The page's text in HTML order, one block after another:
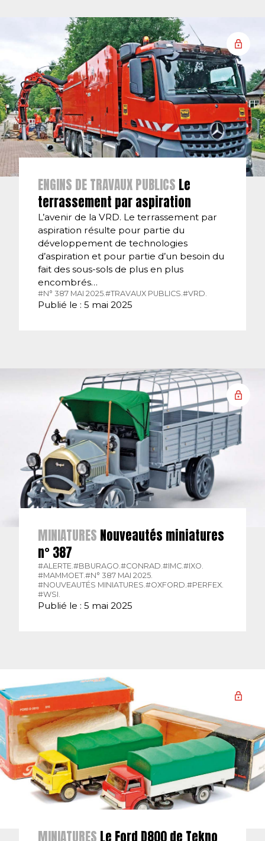
ENGINS DE TRAVAUX PUBLICS Le
terrassement par aspiration
L’avenir de la VRD. Le terrassement par
aspiration résulte pour partie du
développement de technologies
d’aspiration et pour partie d’un besoin du
fait des sous-sols de plus en plus
encombrés…
#N° 387 MAI 2025. #TRAVAUX PUBLICS. #VRD.
Publié le : 5 mai 2025
MINIATURES Nouveautés miniatures
n° 387
#ALERTE.#BBURAGO.#CONRAD.#IMC.#IXO.
#MAMMOET.#N° 387 MAI 2025.
#NOUVEAUTÉS MINIATURES.#OXFORD.#PERFEX.
#WSI.
Publié le : 5 mai 2025
MINIATURES Le Ford D800 de Tekno